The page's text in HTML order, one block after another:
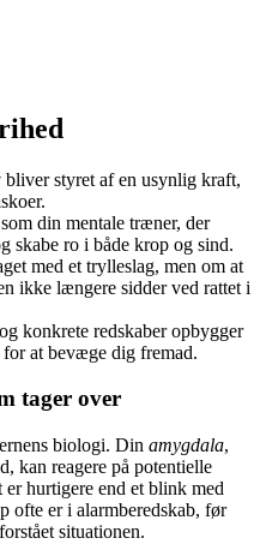
bliver styret af en usynlig kraft,
din mentale træner, der
skabe ro i både krop og sind.
med et trylleslag, men om at
ikke længere sidder ved rattet i
konkrete redskaber opbygger
at bevæge dig fremad.
tager over
biologi. Din amygdala,
kan reagere på potentielle
hurtigere end et blink med
ofte er i alarmberedskab, før
situationen.